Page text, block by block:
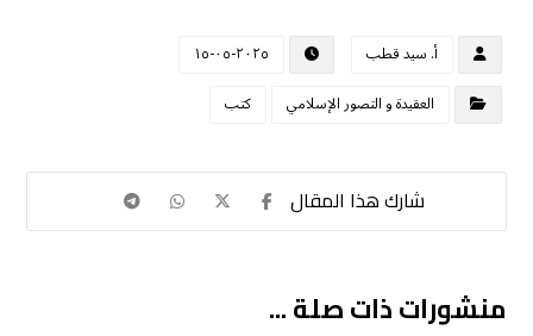
أ. سيد قطب
٢٠٢٥-٠٥-١٥
العقيدة و التصور الإسلامي
كتب
منشورات ذات صلة ...